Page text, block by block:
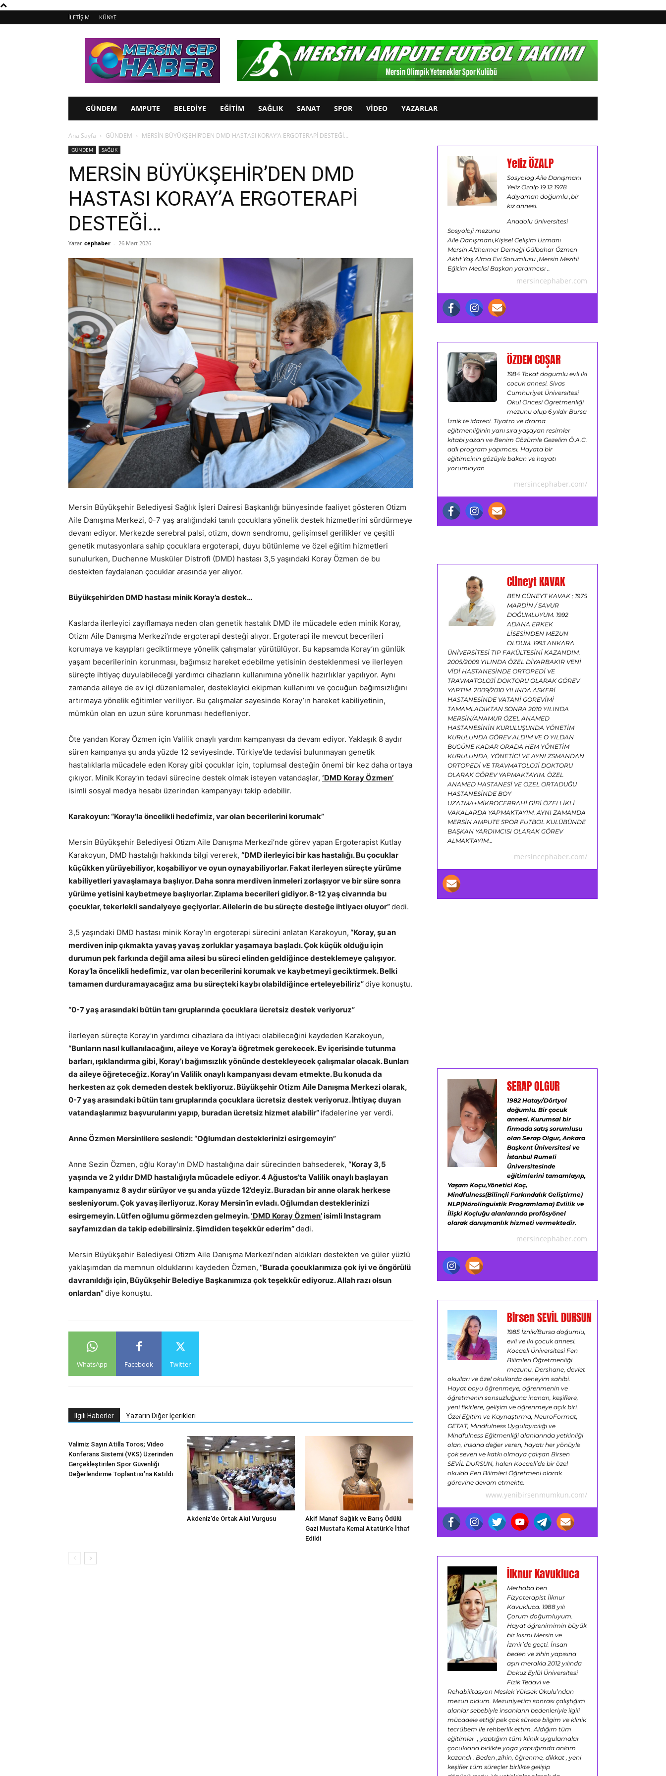
İLETİŞİM KÜNYE
Mersin
Cep
Haber
GÜNDEM AMPUTE BELEDİYE EĞİTİM SAĞLIK SANAT SPOR VİDEO YAZARLAR
Ana Sayfa GÜNDEM MERSİN BÜYÜKŞEHİR’DEN DMD HASTASI KORAY’A ERGOTERAPİ DESTEĞİ…
GÜNDEM SAĞLIK
MERSİN BÜYÜKŞEHİR’DEN DMD
HASTASI KORAY’A ERGOTERAPİ
DESTEĞİ…
Yazar cephaber - 26 Mart 2026
Mersin Büyükşehir Belediyesi Sağlık İşleri Dairesi Başkanlığı bünyesinde faaliyet gösteren Otizm
Aile Danışma Merkezi, 0-7 yaş aralığındaki tanılı çocuklara yönelik destek hizmetlerini sürdürmeye
devam ediyor. Merkezde serebral palsi, otizm, down sendromu, gelişimsel gerilikler ve çeşitli
genetik mutasyonlara sahip çocuklara ergoterapi, duyu bütünleme ve özel eğitim hizmetleri
sunulurken, Duchenne Musküler Distrofi (DMD) hastası 3,5 yaşındaki Koray Özmen de bu
destekten faydalanan çocuklar arasında yer alıyor.
Büyükşehir’den DMD hastası minik Koray’a destek…
Kaslarda ilerleyici zayıflamaya neden olan genetik hastalık DMD ile mücadele eden minik Koray,
Otizm Aile Danışma Merkezi’nde ergoterapi desteği alıyor. Ergoterapi ile mevcut becerileri
korumaya ve kayıpları geciktirmeye yönelik çalışmalar yürütülüyor. Bu kapsamda Koray’ın günlük
yaşam becerilerinin korunması, bağımsız hareket edebilme yetisinin desteklenmesi ve ilerleyen
süreçte ihtiyaç duyulabileceği yardımcı cihazların kullanımına yönelik hazırlıklar yapılıyor. Aynı
zamanda aileye de ev içi düzenlemeler, destekleyici ekipman kullanımı ve çocuğun bağımsızlığını
artırmaya yönelik eğitimler veriliyor. Bu çalışmalar sayesinde Koray’ın hareket kabiliyetinin,
mümkün olan en uzun süre korunması hedefleniyor.
Öte yandan Koray Özmen için Valilik onaylı yardım kampanyası da devam ediyor. Yaklaşık 8 aydır
süren kampanya şu anda yüzde 12 seviyesinde. Türkiye’de tedavisi bulunmayan genetik
hastalıklarla mücadele eden Koray gibi çocuklar için, toplumsal desteğin önemi bir kez daha ortaya
çıkıyor. Minik Koray’ın tedavi sürecine destek olmak isteyen vatandaşlar, ‘DMD Koray Özmen’
isimli sosyal medya hesabı üzerinden kampanyayı takip edebilir.
Karakoyun: “Koray’la öncelikli hedefimiz, var olan becerilerini korumak”
Mersin Büyükşehir Belediyesi Otizm Aile Danışma Merkezi’nde görev yapan Ergoterapist Kutlay
Karakoyun, DMD hastalığı hakkında bilgi vererek, “DMD ilerleyici bir kas hastalığı. Bu çocuklar
küçükken yürüyebiliyor, koşabiliyor ve oyun oynayabiliyorlar. Fakat ilerleyen süreçte yürüme
kabiliyetleri yavaşlamaya başlıyor. Daha sonra merdiven inmeleri zorlaşıyor ve bir süre sonra
yürüme yetisini kaybetmeye başlıyorlar. Zıplama becerileri gidiyor. 8-12 yaş civarında bu
çocuklar, tekerlekli sandalyeye geçiyorlar.Ailelerin de bu süreçte desteğe ihtiyacı oluyor”dedi.
3,5 yaşındaki DMD hastası minik Koray’ın ergoterapi sürecini anlatan Karakoyun, “Koray, şu an
merdiven inip çıkmakta yavaş yavaş zorluklar yaşamaya başladı. Çok küçük olduğu için
durumun pek farkında değil ama ailesi bu süreci elinden geldiğince desteklemeye çalışıyor.
Koray’la öncelikli hedefimiz, var olan becerilerini korumak ve kaybetmeyi geciktirmek. Belki
tamamen durduramayacağız ama bu süreçteki kaybı olabildiğince erteleyebiliriz”diye konuştu.
“0-7 yaş arasındaki bütün tanı gruplarında çocuklara ücretsiz destek veriyoruz”
İlerleyen süreçte Koray’ın yardımcı cihazlara da ihtiyacı olabileceğini kaydeden Karakoyun,
“Bunların nasıl kullanılacağını, aileye ve Koray’a öğretmek gerekecek. Ev içerisinde tutunma
barları, ışıklandırma gibi, Koray’ı bağımsızlık yönünde destekleyecek çalışmalar olacak. Bunları
da aileye öğreteceğiz. Koray’ın Valilik onaylı kampanyası devam etmekte. Bu konuda da
herkesten az çok demeden destek bekliyoruz. Büyükşehir Otizm Aile Danışma Merkezi olarak,
0-7 yaş arasındaki bütün tanı gruplarında çocuklara ücretsiz destek veriyoruz.İhtiyaç duyan
vatandaşlarımız başvurularını yapıp, buradan ücretsiz hizmet alabilir” ifadelerine yer verdi.
Anne Özmen Mersinlilere seslendi: “Oğlumdan desteklerinizi esirgemeyin”
Anne Sezin Özmen, oğlu Koray’ın DMD hastalığına dair sürecinden bahsederek, “Koray 3,5
yaşında ve 2 yıldır DMD hastalığıyla mücadele ediyor. 4 Ağustos’ta Valilik onaylı başlayan
kampanyamız 8 aydır sürüyor ve şu anda yüzde 12’deyiz. Buradan bir anne olarak herkese
sesleniyorum. Çok yavaş ilerliyoruz. Koray Mersin’in evladı. Oğlumdan desteklerinizi
esirgemeyin. Lütfen oğlumu görmezden gelmeyin.‘DMD Koray Özmen’isimli Instagram
sayfamızdan da takip edebilirsiniz. Şimdiden teşekkür ederim”dedi.
Mersin Büyükşehir Belediyesi Otizm Aile Danışma Merkezi’nden aldıkları destekten ve güler yüzlü
yaklaşımdan da memnun olduklarını kaydeden Özmen, “Burada çocuklarımıza çok iyi ve öngörülü
davranıldığı için, Büyükşehir Belediye Başkanımıza çok teşekkür ediyoruz. Allah razı olsun
onlardan”diye konuştu.
WhatsApp Facebook Twitter
İlgili Haberler Yazarın Diğer İçerikleri
Valimiz Sayın Atilla Toros; Video
Konferans Sistemi (VKS) Üzerinden
Gerçekleştirilen Spor Güvenliği
Değerlendirme Toplantısı’na Katıldı
Akdeniz’de Ortak Akıl Vurgusu
Akif Manaf Sağlık ve Barış Ödülü
Gazi Mustafa Kemal Atatürk’e İthaf
Edildi
Yeliz ÖZALP
Sosyolog Aile Danışmanı
Yeliz Özalp 19.12.1978
Adıyaman doğumlu ,bir
kız annesi.
Anadolu üniversitesi
Sosyoloji mezunu
Aile Danışmanı,Kişisel Gelişim Uzmanı
Mersin Alzheımer Derneği Gülbahar Özmen
Aktif Yaş Alma Evi Sorumlusu ,Mersin Mezitli
Eğitim Meclisi Başkan yardımcısı ..
mersincephaber.com
ÖZDEN COŞAR
1984 Tokat dogumlu evli iki
cocuk annesi. Sivas
Cumhuriyet Üniversitesi
Okul Öncesi Ögretmenliği
mezunu olup 6 yıldır Bursa
İznik te idareci. Tiyatro ve drama
eğitmenliğinin yanı sıra yaşayan resimler
kitabi yazarı ve Benim Gözümle Gezelim Ö.A.C.
adlı program yapımcısı. Hayata bir
eğitimcinin gözüyle bakan ve hayatı
yorumlayan
mersincephaber.com/
Cüneyt KAVAK
BEN CÜNEYT KAVAK ; 1975
MARDİN / SAVUR
DOĞUMLUYUM. 1992
ADANA ERKEK
LİSESİNDEN MEZUN
OLDUM. 1993 ANKARA
ÜNİVERSİTESİ TIP FAKÜLTESİNİ KAZANDIM.
2005/2009 YILINDA ÖZEL DİYARBAKIR VENİ
VİDİ HASTANESİNDE ORTOPEDİ VE
TRAVMATOLOJİ DOKTORU OLARAK GÖREV
YAPTIM. 2009/2010 YILINDA ASKERİ
HASTANESİNDE VATANİ GÖREVİMİ
TAMAMLADIKTAN SONRA 2010 YILINDA
MERSİN/ANAMUR ÖZEL ANAMED
HASTANESİNİN KURULUŞUNDA YÖNETİM
KURULUNDA GÖREV ALDIM VE O YILDAN
BUGÜNE KADAR ORADA HEM YÖNETİM
KURULUNDA, YÖNETİCİ VE AYNI ZSMANDAN
ORTOPEDİ VE TRAVMATOLOJİ DOKTORU
OLARAK GÖREV YAPMAKTAYIM. ÖZEL
ANAMED HASTANESİ VE ÖZEL ORTADUĞU
HASTANESİNDE BOY
UZATMA+MİKROCERRAHİ GİBİ ÖZELLİKLİ
VAKALARDA YAPMAKTAYIM. AYNI ZAMANDA
MERSİN AMPUTE SPOR FUTBOL KULÜBÜNDE
BAŞKAN YARDIMCISI OLARAK GÖREV
ALMAKTAYIM…
mersincephaber.com/
SERAP OLGUR
1982 Hatay/Dörtyol
doğumlu. Bir çocuk
annesi. Kurumsal bir
firmada satış sorumlusu
olan Serap Olgur,Ankara
Başkent Üniversitesi ve
İstanbul Rumeli
Üniversitesinde
eğitimlerini tamamlayıp,
Yaşam Koçu,Yönetici Koç,
Mindfulness(Bilinçli Farkındalık Geliştirme)
NLP(Nörolinguistik Programlama) Evlilik ve
İlişki Koçluğu alanlarında profösyönel
olarak danışmanlık hizmeti vermektedir.
mersincephaber.com
Birsen SEVİL DURSUN
1985 İznik/Bursa doğumlu,
evli ve iki çocuk annesi.
Kocaeli Üniversitesi Fen
Bilimleri Öğretmenliği
mezunu. Dershane, devlet
okulları ve özel okullarda deneyim sahibi.
Hayat boyu öğrenmeye, öğrenmenin ve
öğretmenin sonsuzluğuna inanan, keşiflere,
yeni fikirlere, gelişim ve öğrenmeye açık biri.
Özel Eğitim ve Kaynaştırma, NeuroFormat,
GETAT, Mindfulness Uygulayıcılığı ve
Mindfulness Eğitmenliği alanlarında yetkinliği
olan, insana değer veren, hayatı her yönüyle
çok seven ve katkı olmaya çalışan Birsen
SEVİL DURSUN, halen Kocaeli’de bir özel
okulda Fen Bilimleri Öğretmeni olarak
görevine devam etmekte.
www.yenibirsenmumkun.com/
İlknur Kavukluca
Merhaba ben
Fizyoterapist İlknur
Kavukluca. 1988 yılı
Çorum doğumluyum.
Hayat öğrenimimin büyük
bir kısmı Mersin ve
İzmir’de geçti. İnsan
beden ve zihin yapısına
aşırı merakla 2012 yılında
Dokuz Eylül Üniversitesi
Fizik Tedavi ve
Rehabilitasyon Meslek Yüksek Okulu’ndan
mezun oldum. Mezuniyetim sonrası çalıştığım
alanlar sebebiyle insanların bedenleriyle ilgili
mücadele ettiği pek çok sürece bilgim ve klinik
tecrübem ile rehberlik ettim. Aldığım tüm
eğitimler , yaptığım tüm klinik uygulamalar
çocuklarla birlikte yoga yaptığımda anlam
kazandı . Beden ,zihin, öğrenme, dikkat , yeni
keşifler tüm süreçler birlikte gelişip